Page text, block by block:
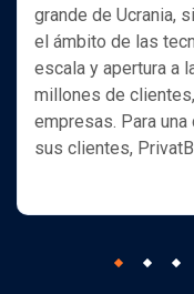
grande de Ucrania,
el ámbito de las
escala y apertura a
millones de
empresas. Para
sus clientes,